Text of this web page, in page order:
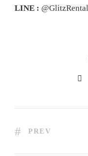
LINE : @GlitzRental
PREV